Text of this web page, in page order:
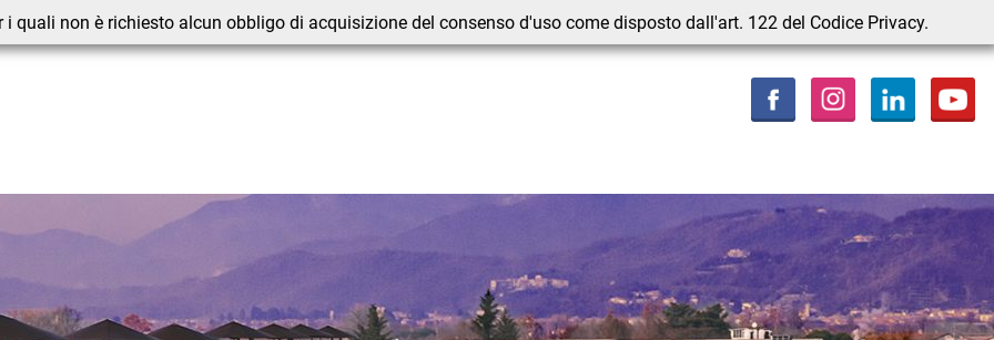
quali non è richiesto alcun obbligo di acquisizione del consenso d'uso come disposto dall'art. 122 del Codice Privacy.